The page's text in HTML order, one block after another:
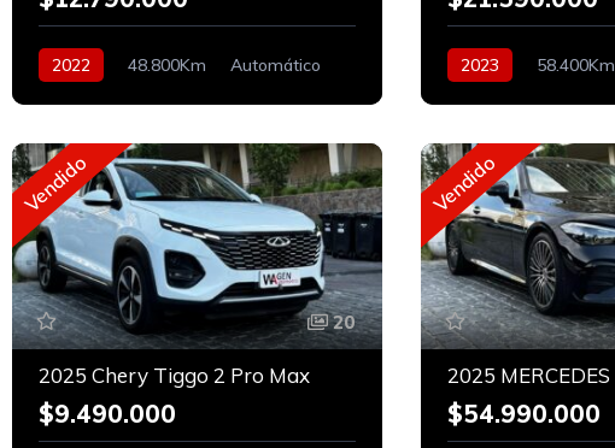
2022 48.800Km
Automático
2023 58.400Km
Vendido
20
2025 Chery Tiggo 2 Pro Max
$9.490.000
Vendido
$54.990.000